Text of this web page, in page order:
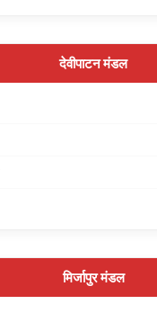
देवीपाटन मंडल
मिर्जापुर मंडल